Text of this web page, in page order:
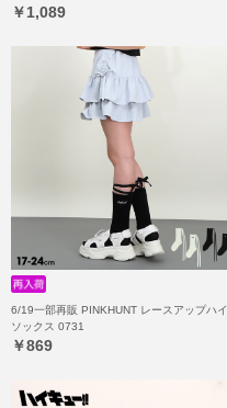
￥1,089
6/19一部再販 PINKHUNT レースアップハイ
ソックス 0731
￥869